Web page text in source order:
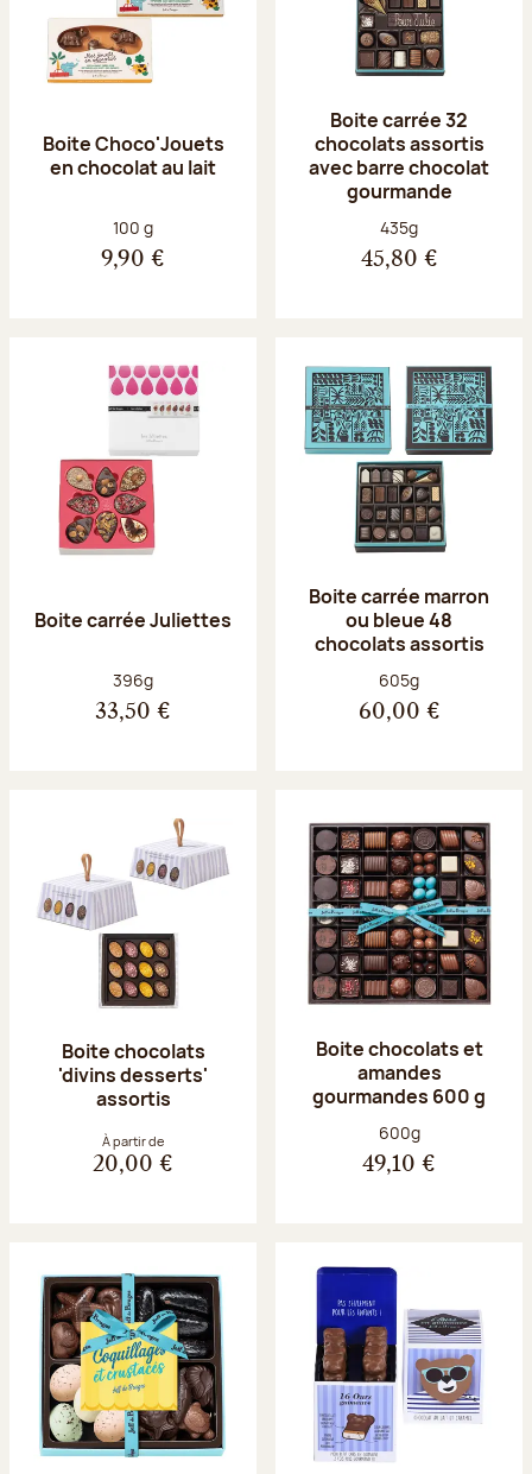
Boite Choco'Jouets
en chocolat au lait
Poids net :
100 g
9,90 €
Boite carrée 32
chocolats assortis
avec barre chocolat
gourmande
Poids net :
435g
45,80 €
Boite carrée Juliettes
Poids net :
396g
33,50 €
Boite carrée marron
ou bleue 48
chocolats assortis
Poids net :
605g
60,00 €
Boite chocolats
'divins desserts'
assortis
À partir de
20,00 €
Boite chocolats et
amandes
gourmandes 600 g
Poids net :
600g
49,10 €